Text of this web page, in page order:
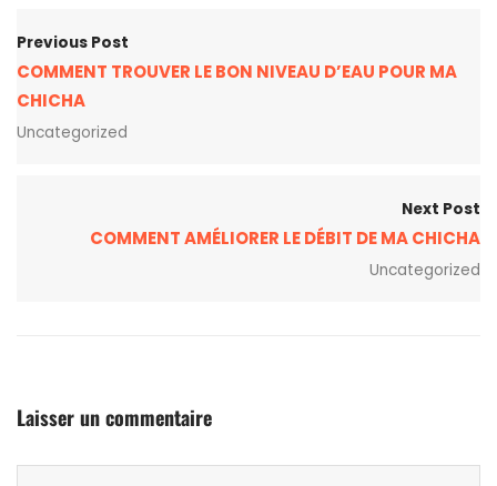
Previous Post
COMMENT TROUVER LE BON NIVEAU D’EAU POUR MA
CHICHA
Uncategorized
Next Post
COMMENT AMÉLIORER LE DÉBIT DE MA CHICHA
Uncategorized
Laisser un commentaire